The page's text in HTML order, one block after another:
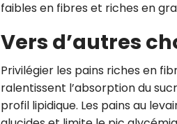
faibles en fibres et riches en
Vers d’autres
Privilégier les pains riches en
ralentissent l’absorption du
profil lipidique. Les pains au